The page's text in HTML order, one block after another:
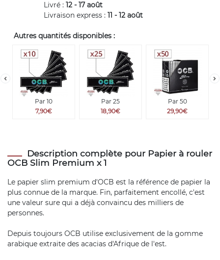
Livré : 12 - 17 août
Livraison express : 11 - 12 août
Autres quantités disponibles :
Par 10
7,90€
Par 25
18,90€
Par 50
29,90€
Description complète pour Papier à rouler
OCB Slim Premium x 1
Le papier slim premium d'OCB est la référence de papier la
plus connue de la marque. Fin, parfaitement encollé, c'est
une valeur sure qui a déjà convaincu des milliers de
personnes.
Depuis toujours OCB utilise exclusivement de la gomme
arabique extraite des acacias d'Afrique de l'est.